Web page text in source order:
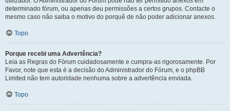
determinado fórum, ou apenas deu permissões a certos grupos. Contacte o
mesmo caso não saiba o motivo do porquê de não poder adicionar anexos.
Topo
Porque recebi uma Advertência?
Leia as Regras do Fórum cuidadosamente e cumpra-as rigorosamente. Por
Favor, note que esta é a decisão do Administrador do Fórum, e o phpBB
Limited não tem autoridade nenhuma sobre a advertência enviada.
Topo